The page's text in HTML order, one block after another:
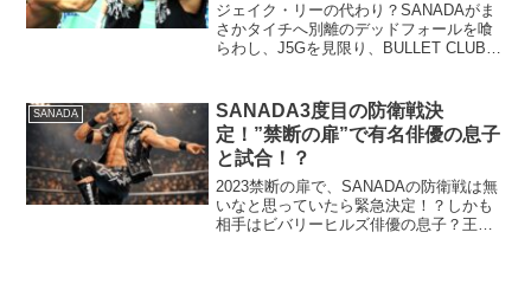
ジェイク・リーの代わり？SANADAがま
さかタイチへ別離のデッドフォールを喰
らわし、J5Gを見限り、BULLET CLUBに
いるWAR DOGSへ加入しました！長...
SANADA
SANADA3度目の防衛戦決
定！”禁断の扉”で有名俳優の息子
と試合！？
2023禁断の扉で、SANADAの防衛戦は無
いなと思っていたら緊急決定！？しかも
相手はビバリーヒルズ俳優の息子？王者